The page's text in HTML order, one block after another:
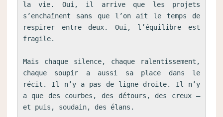
la vie. Oui, il arrive que les projets
s’enchaînent sans que l’on ait le temps de
respirer entre deux. Oui, l’équilibre est
fragile.
Mais chaque silence, chaque ralentissement,
chaque soupir a aussi sa place dans le
récit. Il n’y a pas de ligne droite. Il n’y
a que des courbes, des détours, des creux —
et puis, soudain, des élans.